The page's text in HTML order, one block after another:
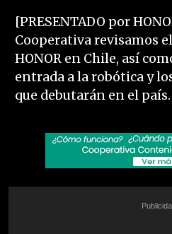
[PRESENTADO por
Cooperativa revisamos
HONOR en Chile, así
entrada a la robótica y
que debutarán en el país.